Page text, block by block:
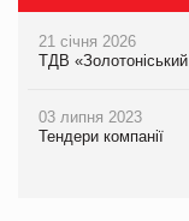
21 січня 2026
ТДВ
03 липня 2023
Тендери компанії